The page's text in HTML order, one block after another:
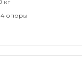
кг
4 опоры